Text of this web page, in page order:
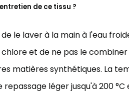
de ce tissu ?
le laver à la main à l'eau
et de ne pas le
matières synthétiques. La
repassage léger jusqu'à 200